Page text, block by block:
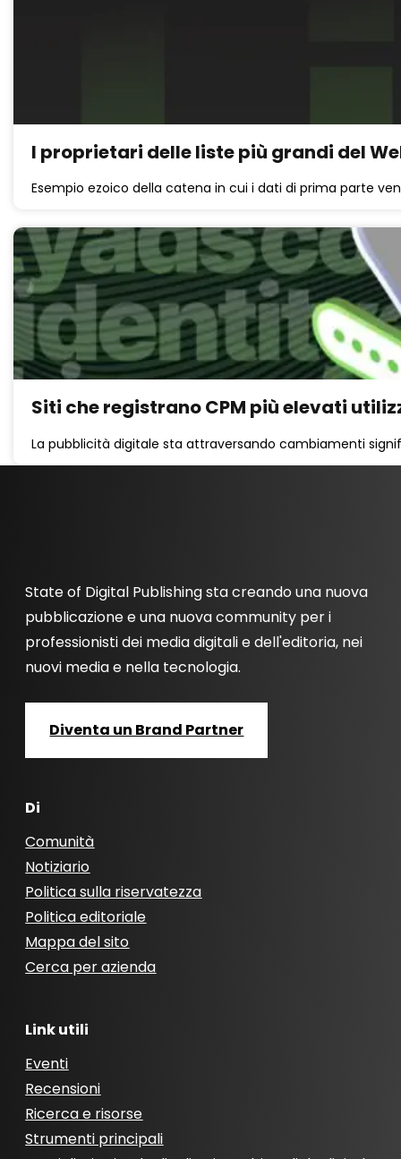
I proprietari delle liste più grandi del
Esempio ezoico della catena in cui i dati di prima parte
Siti che registrano CPM più elevati
La pubblicità digitale sta attraversando cambiamenti
State of Digital Publishing sta creando una nuova
pubblicazione e una nuova community per i
professionisti dei media digitali e dell'editoria, nei
nuovi media e nella tecnologia.
Diventa un Brand Partner
Di
Comunità
Notiziario
Politica sulla riservatezza
Politica editoriale
Mappa del sito
Cerca per azienda
Link utili
Eventi
Recensioni
Ricerca e risorse
Strumenti principali